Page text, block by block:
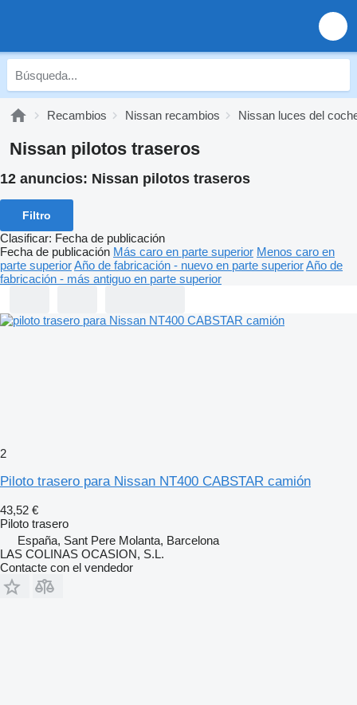
Recambios Nissan recambios Nissan luces del
Nissan pilotos traseros
12 anuncios: Nissan pilotos traseros
Filtro
Clasificar: Fecha de publicación
Fecha de publicación Más caro en parte superior Menos caro en
parte superiorAño de fabricación - nuevo en parte superiorAño de
fabricación - más antiguo en parte superior
2
Piloto trasero para Nissan NT400 CABSTAR camión
43,52 €
Piloto trasero
España, Sant Pere Molanta, Barcelona
LAS COLINAS OCASION, S.L.
Contacte con el vendedor